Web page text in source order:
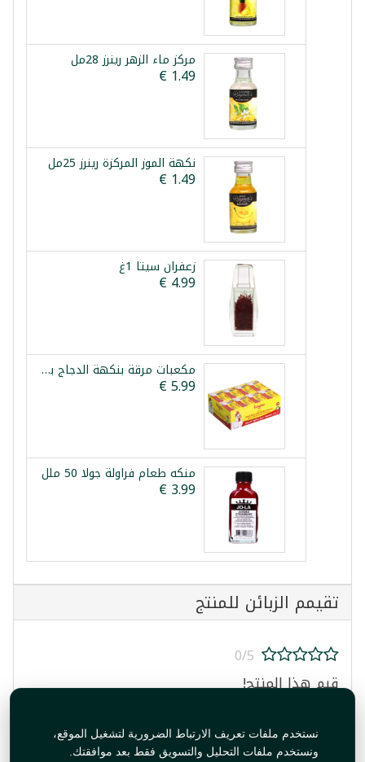
نستخدم ملفات تعريف الارتباط الضرورية لتشغيل الموقع،
ونستخدم ملفات التحليل والتسويق فقط بعد موافقتك.
مركز ماء الزهر رينرز 28مل
نكهة الموز المركزة رينرز 25مل
زعفران سيتا 1غ
مكعبات مرقة بنكهة الدجاج بلدنا 48 قطعة 480غ
منكه طعام فراولة جولا 50 ملل
تقيمم الزبائن للمنتج
0/5
قيم هذا المنتج!